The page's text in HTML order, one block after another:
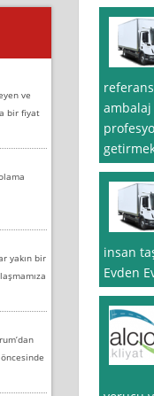
insan
Evden
ve
bir fiyat
yakın bir